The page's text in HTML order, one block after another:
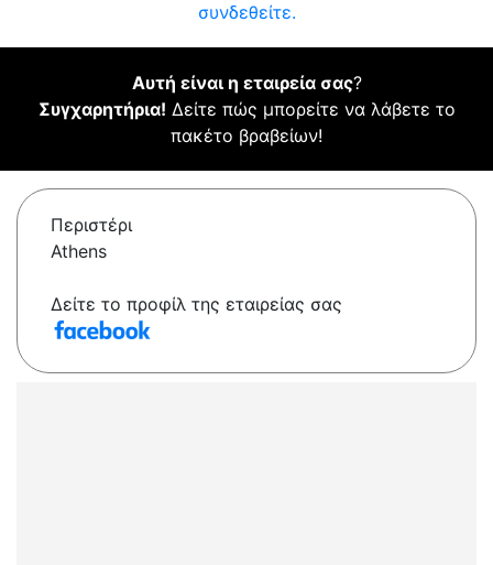
συνδεθείτε.
Αυτή είναι η εταιρεία σας?
Συγχαρητήρια! Δείτε πώς μπορείτε να λάβετε το
πακέτο βραβείων!
Περιστέρι
Athens
Δείτε το προφίλ της εταιρείας σας